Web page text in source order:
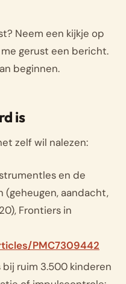
Neem een kijkje op
gerust een bericht.
beginnen.
is
zelf wil nalezen:
en de
(geheugen, aandacht,
Frontiers in
PMC7309442
ruim 3.500 kinderen